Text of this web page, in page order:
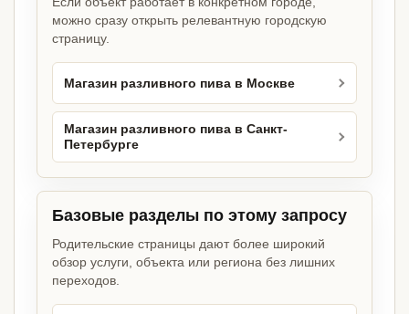
можно сразу открыть релевантную городскую
страницу.
Магазин разливного пива в Москве
Магазин разливного пива в Санкт-
Петербурге
Базовые разделы по этому запросу
Родительские страницы дают более широкий
обзор услуги, объекта или региона без лишних
переходов.